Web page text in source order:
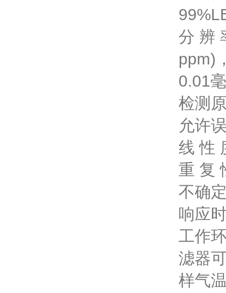
分 辨
ppm)
0.01
检测
允许
线 性
重 复
不确
响应
工作
滤器
样气